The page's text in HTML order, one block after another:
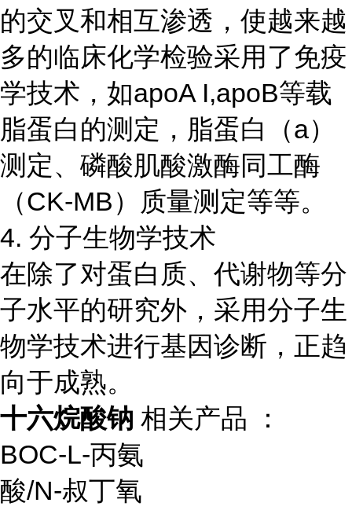
的交叉和相互渗透，使越来越
多的临床化学检验采用了免疫
学技术，如apoA I,apoB等载
脂蛋白的测定，脂蛋白（a）
测定、磷酸肌酸激酶同工酶
（CK-MB）质量测定等等。
4. 分子生物学技术
在除了对蛋白质、代谢物等分
子水平的研究外，采用分子生
物学技术进行基因诊断，正趋
向于成熟。
十六烷酸钠 相关产品 ：
BOC-L-丙氨
酸/N-叔丁氧